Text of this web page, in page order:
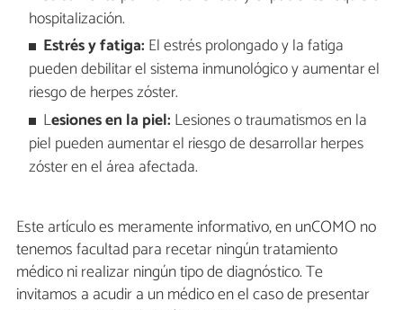
hospitalización.
Estrés y fatiga: El estrés prolongado y la fatiga
pueden debilitar el sistema inmunológico y aumentar el
riesgo de herpes zóster.
Lesiones en la piel: Lesiones o traumatismos en la
piel pueden aumentar el riesgo de desarrollar herpes
zóster en el área afectada.
Este artículo es meramente informativo, en unCOMO no
tenemos facultad para recetar ningún tratamiento
médico ni realizar ningún tipo de diagnóstico. Te
invitamos a acudir a un médico en el caso de presentar